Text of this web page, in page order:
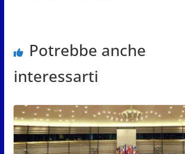
Potrebbe anche
interessarti